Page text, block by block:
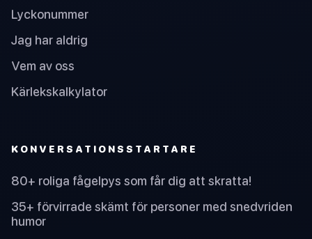
Lyckonummer
Jag har aldrig
Vem av oss
Kärlekskalkylator
KONVERSATIONSSTARTARE
80+ roliga fågelpys som får dig att skratta!
35+ förvirrade skämt för personer med snedvriden
humor